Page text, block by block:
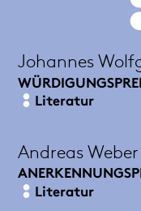
Johannes
Literatur
Andreas Weber
Literatur